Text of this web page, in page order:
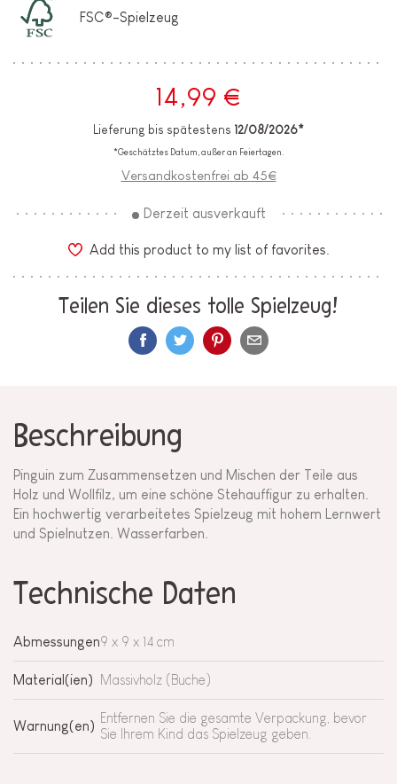
FSC®-Spielzeug
14,99 €
Lieferung bis spätestens 12/08/2026*
*Geschätztes Datum, außer an Feiertagen.
Versandkostenfrei ab 45€
Derzeit ausverkauft
Add this product to my list of favorites.
Teilen Sie dieses tolle Spielzeug!
Beschreibung
Pinguin zum Zusammensetzen und Mischen der Teile aus
Holz und Wollfilz, um eine schöne Stehauffigur zu erhalten.
Ein hochwertig verarbeitetes Spielzeug mit hohem Lernwert
und Spielnutzen. Wasserfarben.
Technische Daten
Abmessungen9 x 9 x 14 cm
Material(ien) Massivholz (Buche)
Warnung(en)
Entfernen Sie die gesamte Verpackung, bevor
Sie Ihrem Kind das Spielzeug geben.